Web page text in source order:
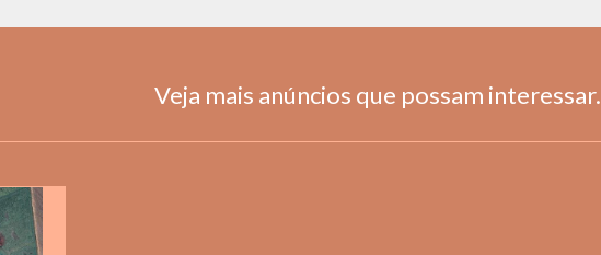
Veja mais anúncios que possam interessar.